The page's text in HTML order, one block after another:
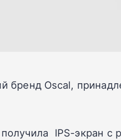
бренд Oscal,
IPS-экран с